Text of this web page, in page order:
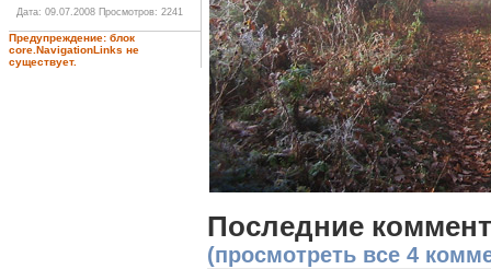
Дата: 09.07.2008 Просмотров: 2241
Предупреждение: блок
core.NavigationLinks не
существует.
Последние
(просмотреть все 4